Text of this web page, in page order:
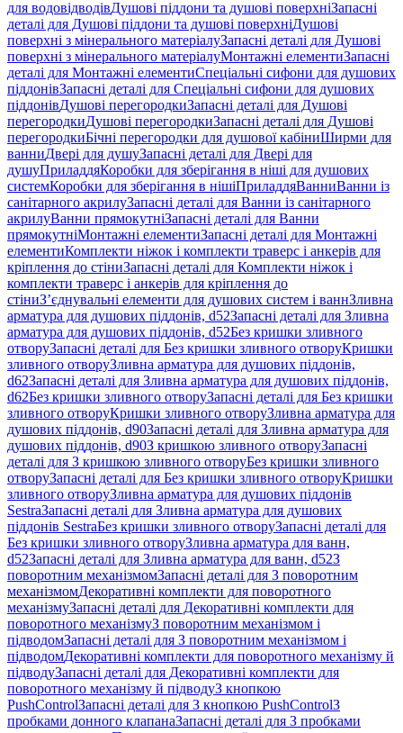
для водовідводівДушові піддони та душові поверхніЗапасні
деталі для Душові піддони та душові поверхніДушові
поверхні з мінерального матеріалуЗапасні деталі для Душові
поверхні з мінерального матеріалуМонтажні елементиЗапасні
деталі для Монтажні елементиСпеціальні сифони для душових
піддонівЗапасні деталі для Спеціальні сифони для душових
піддонівДушові перегородкиЗапасні деталі для Душові
перегородкиДушові перегородкиЗапасні деталі для Душові
перегородкиБічні перегородки для душової кабіниШирми для
ванниДвері для душуЗапасні деталі для Двері для
душуПриладдяКоробки для зберігання в ніші для душових
системКоробки для зберігання в нішіПриладдяВанниВанни із
санітарного акрилуЗапасні деталі для Ванни із санітарного
акрилуВанни прямокутніЗапасні деталі для Ванни
прямокутніМонтажні елементиЗапасні деталі для Монтажні
елементиКомплекти ніжок і комплекти траверс і анкерів для
кріплення до стіниЗапасні деталі для Комплекти ніжок і
комплекти траверс і анкерів для кріплення до
стіниЗ’єднувальні елементи для душових систем і ваннЗливна
арматура для душових піддонів, d52Запасні деталі для Зливна
арматура для душових піддонів, d52Без кришки зливного
отворуЗапасні деталі для Без кришки зливного отворуКришки
зливного отворуЗливна арматура для душових піддонів,
d62Запасні деталі для Зливна арматура для душових піддонів,
d62Без кришки зливного отворуЗапасні деталі для Без кришки
зливного отворуКришки зливного отворуЗливна арматура для
душових піддонів, d90Запасні деталі для Зливна арматура для
душових піддонів, d90З кришкою зливного отворуЗапасні
деталі для З кришкою зливного отворуБез кришки зливного
отворуЗапасні деталі для Без кришки зливного отворуКришки
зливного отворуЗливна арматура для душових піддонів
SestraЗапасні деталі для Зливна арматура для душових
піддонів SestraБез кришки зливного отворуЗапасні деталі для
Без кришки зливного отворуЗливна арматура для ванн,
d52Запасні деталі для Зливна арматура для ванн, d52З
поворотним механізмомЗапасні деталі для З поворотним
механізмомДекоративні комплекти для поворотного
механізмуЗапасні деталі для Декоративні комплекти для
поворотного механізмуЗ поворотним механізмом і
підводомЗапасні деталі для З поворотним механізмом і
підводомДекоративні комплекти для поворотного механізму й
підводуЗапасні деталі для Декоративні комплекти для
поворотного механізму й підводуЗ кнопкою
PushControlЗапасні деталі для З кнопкою PushControlЗ
пробками донного клапанаЗапасні деталі для З пробками